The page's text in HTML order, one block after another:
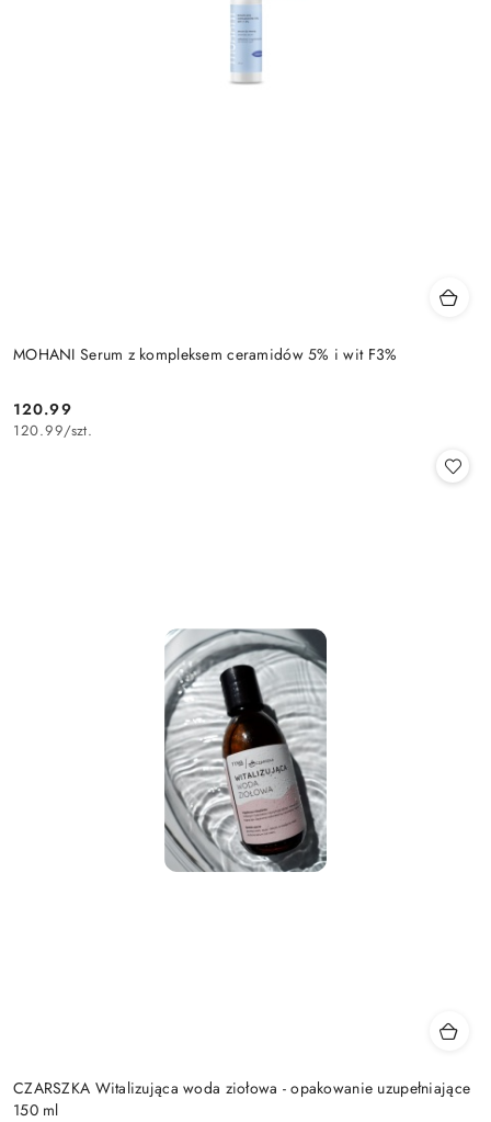
MOHANI Serum z kompleksem ceramidów 5% i wit F3%
Cena:
120.99
120.99/szt.
CZARSZKA Witalizująca woda ziołowa - opakowanie uzupełniające
150 ml